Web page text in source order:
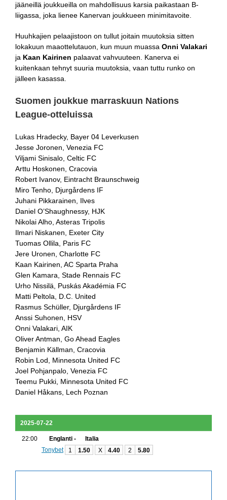
jääneillä joukkueilla on mahdollisuus karsia paikastaan B-
liigassa, joka lienee Kanervan joukkueen minimitavoite.
Huuhkajien pelaajistoon on tullut joitain muutoksia sitten
lokakuun maaottelutauon, kun muun muassa Onni Valakari
ja Kaan Kairinen palaavat vahvuuteen. Kanerva ei
kuitenkaan tehnyt suuria muutoksia, vaan tuttu runko on
jälleen kasassa.
Suomen joukkue marraskuun Nations
League-otteluissa
Lukas Hradecky, Bayer 04 Leverkusen
Jesse Joronen, Venezia FC
Viljami Sinisalo, Celtic FC
Arttu Hoskonen, Cracovia
Robert Ivanov, Eintracht Braunschweig
Miro Tenho, Djurgårdens IF
Juhani Pikkarainen, Ilves
Daniel O’Shaughnessy, HJK
Nikolai Alho, Asteras Tripolis
Ilmari Niskanen, Exeter City
Tuomas Ollila, Paris FC
Jere Uronen, Charlotte FC
Kaan Kairinen, AC Sparta Praha
Glen Kamara, Stade Rennais FC
Urho Nissilä, Puskás Akadémia FC
Matti Peltola, D.C. United
Rasmus Schüller, Djurgårdens IF
Anssi Suhonen, HSV
Onni Valakari, AIK
Oliver Antman, Go Ahead Eagles
Benjamin Källman, Cracovia
Robin Lod, Minnesota United FC
Joel Pohjanpalo, Venezia FC
Teemu Pukki, Minnesota United FC
Daniel Håkans, Lech Poznan
2025-07-22
22:00 Englanti -
Italia
Tonybet
1 1.50 X 4.40 2 5.80